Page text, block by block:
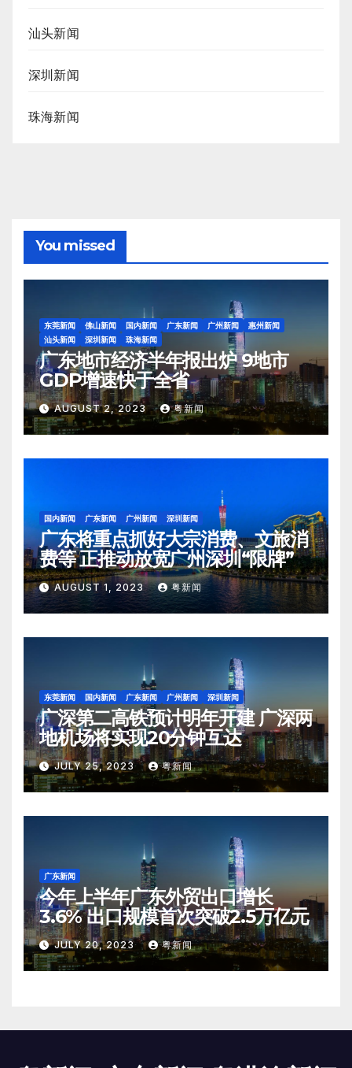
汕头新闻
深圳新闻
珠海新闻
You missed
东莞新闻 佛山新闻 国内新闻 广东新闻 广州新闻
惠州新闻
汕头新闻
深圳新闻 珠海新闻
广东地市经济半年报出炉 9地市
GDP增速快于全省
AUGUST 2, 2023 粤新闻
国内新闻 广东新闻 广州新闻 深圳新闻
广东将重点抓好大宗消费、文旅消
费等 正推动放宽广州深圳“限牌”
AUGUST 1, 2023 粤新闻
东莞新闻 国内新闻 广东新闻 广州新闻 深圳新闻
广深第二高铁预计明年开建 广深两
地机场将实现20分钟互达
JULY 25, 2023 粤新闻
广东新闻
今年上半年广东外贸出口增长
3.6% 出口规模首次突破2.5万亿元
JULY 20, 2023 粤新闻